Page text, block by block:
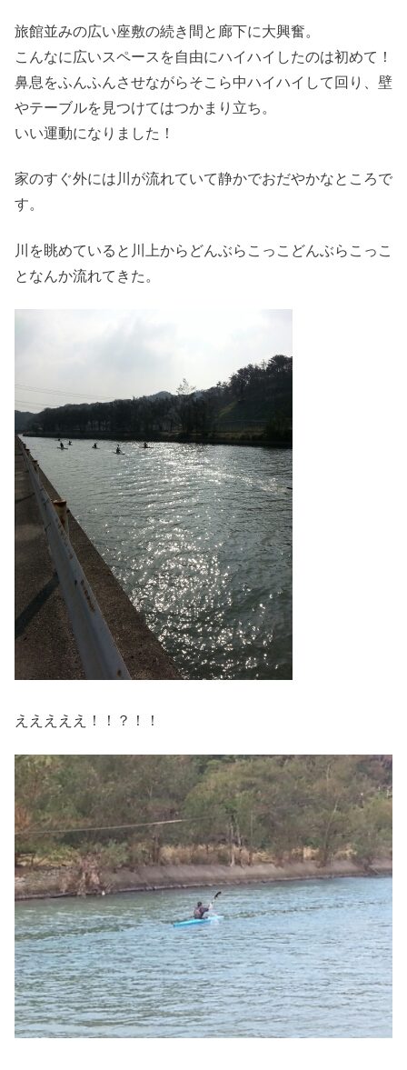
旅館並みの広い座敷の続き間と廊下に大興奮。
こんなに広いスペースを自由にハイハイしたのは初めて！
鼻息をふんふんさせながらそこら中ハイハイして回り、壁
やテーブルを見つけてはつかまり立ち。
いい運動になりました！
家のすぐ外には川が流れていて静かでおだやかなところで
す。
川を眺めていると川上からどんぶらこっこどんぶらこっこ
となんか流れてきた。
えええええ！！？！！